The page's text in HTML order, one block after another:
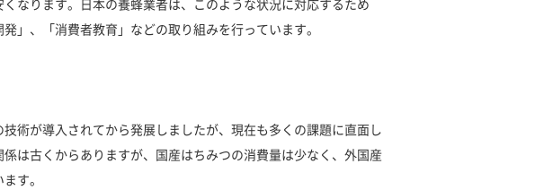
なります。日本の養蜂業者は、このような状況に対応するため
」、「消費者教育」などの取り組みを行っています。
術が導入されてから発展しましたが、現在も多くの課題に直面し
は古くからありますが、国産はちみつの消費量は少なく、外国産
す。